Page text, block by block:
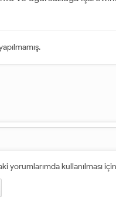
yorumlarımda kullanılması